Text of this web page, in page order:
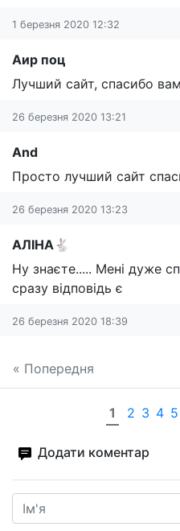
1 березня 2020 12:32
Аир поц
Лучший сайт, спасибо вам
26 березня 2020 13:21
And
Просто лучший сайт
26 березня 2020 13:23
АЛІНА🐇
Ну знаєте..... Мені дуже
сразу відповідь є
26 березня 2020 18:39
« Попередня
1 2 3 4 5
Додати коментар